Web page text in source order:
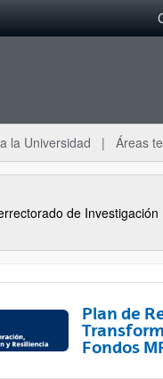
la Universidad Áreas
de Investigación
Plan de
Fondos